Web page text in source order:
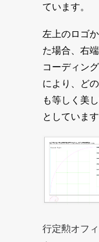
ています。
左上のロゴ
た場合、右
コーディン
により、ど
も等しく美
としています
行定勲オフ